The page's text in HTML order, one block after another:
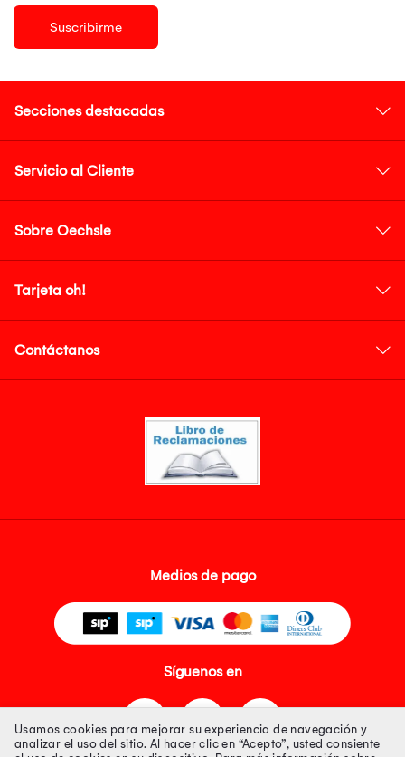
Suscribirme
Secciones destacadas
Servicio al Cliente
Sobre Oechsle
Tarjeta oh!
Contáctanos
Medios de pago
Síguenos en
Usamos cookies para mejorar su experiencia de navegación y
analizar el uso del sitio. Al hacer clic en “Acepto”, usted consiente